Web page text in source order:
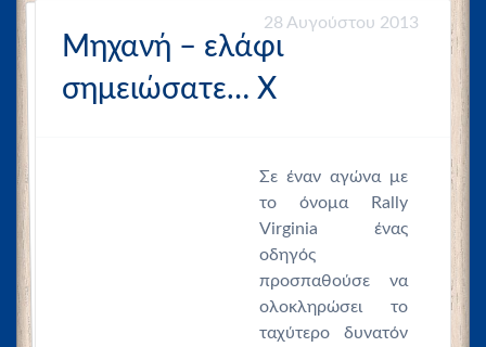
28 Αυγούστου 2013
Μηχανή – ελάφι
σημειώσατε… Χ
Σε έναν αγώνα με
το όνομα Rally
Virginia ένας
οδηγός
προσπαθούσε να
ολοκληρώσει το
ταχύτερο δυνατόν